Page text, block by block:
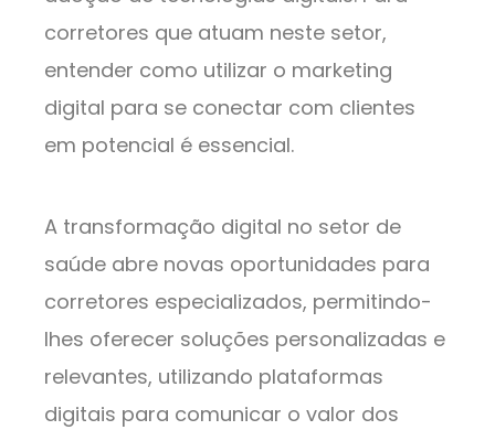
corretores que atuam neste setor,
entender como utilizar o marketing
digital para se conectar com clientes
em potencial é essencial.
A transformação digital no setor de
saúde abre novas oportunidades para
corretores especializados, permitindo-
lhes oferecer soluções personalizadas e
relevantes, utilizando plataformas
digitais para comunicar o valor dos